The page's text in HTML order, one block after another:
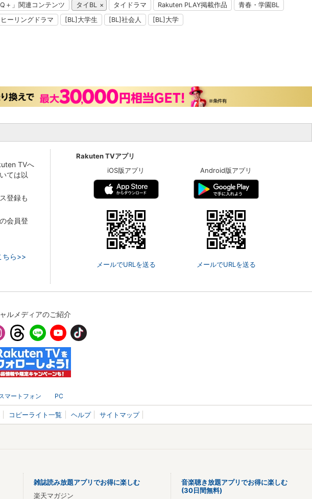
＋」関連コンテンツ タイBL タイドラマ Rakuten PLAY掲載作品
青春・学園BL
ヒーリングドラマ [BL]大学生 [BL]社会人 [BL]大学
TVへ
ては以
登録も
会員登
ちら>>
Rakuten TVアプリ
iOS版アプリ
メールでURLを送る
Android版アプリ
メールでURLを送る
ルメディアのご紹介
スマートフォン PC
コピーライト一覧 ヘルプ サイトマップ
雑誌読み放題アプリでお得に楽しむ
楽天マガジン
音楽聴き放題アプリでお得に楽しむ
(30日間無料)